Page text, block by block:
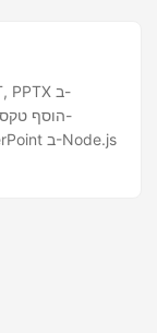
PowerPoint ב-Node.js. הוסף תמונה ל-PowerPoint ב-Node.js